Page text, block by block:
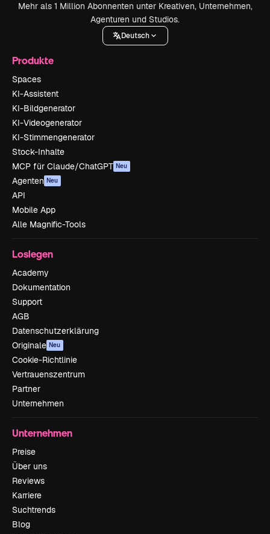
Mehr als 1 Million Abonnenten unter Kreativen, Unternehmen,
Agenturen und Studios.
Deutsch
Produkte
Spaces
KI-Assistent
KI-Bildgenerator
KI-Videogenerator
KI-Stimmengenerator
Stock-Inhalte
MCP für Claude/ChatGPT Neu
Agenten Neu
API
Mobile App
Alle Magnific-Tools
Loslegen
Academy
Dokumentation
Support
AGB
Datenschutzerklärung
Originale Neu
Cookie-Richtlinie
Vertrauenszentrum
Partner
Unternehmen
Unternehmen
Preise
Über uns
Reviews
Karriere
Suchtrends
Blog